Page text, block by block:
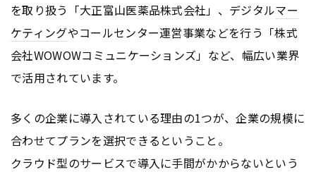
を取り扱う「大正富山医薬品株式会社」、デジタルマー
ケティングやコールセンター運営事業などを行う「株式
会社WOWOWコミュニケーションズ」など、幅広い業界
で活用されています。
多くの企業に導入されている理由の1つが、企業の規模に
合わせてプランを選択できるということ。
クラウド型のサービスで導入に手間がかからないという